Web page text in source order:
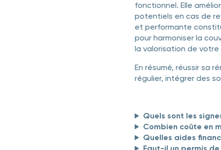
fonctionnel. Elle
potentiels en cas de
et performante
pour harmoniser la
la valorisation de votre
En résumé, réussir sa
régulier, intégrer des
Quels sont les
Combien coûte en
Quelles aides